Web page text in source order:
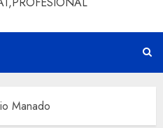
Manado